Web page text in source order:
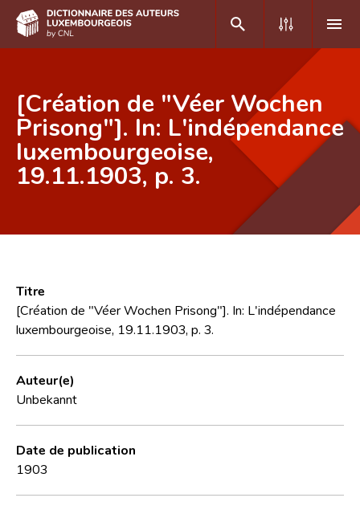
DE FR
Accueil
Auteur(e)s A-Z
Équipe scientifique
[Création de "Véer Wochen
Prisong"]. In: L'indépendance
luxembourgeoise,
19.11.1903, p. 3.
Titre
[Création de "Véer Wochen Prisong"]. In: L'indépendance
luxembourgeoise, 19.11.1903, p. 3.
Auteur(e)
Unbekannt
Date de publication
1903